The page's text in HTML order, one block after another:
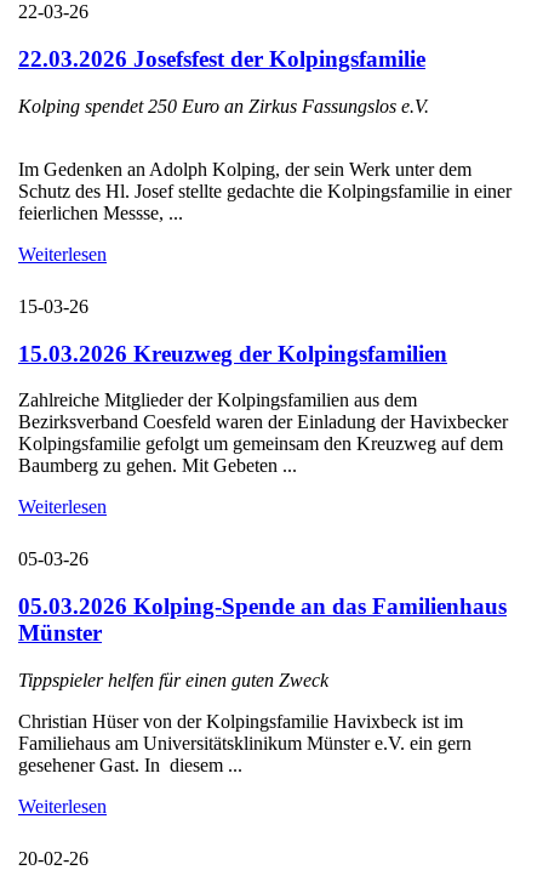
22-03-26
22.03.2026 Josefsfest der Kolpingsfamilie
Kolping spendet 250 Euro an Zirkus Fassungslos e.V.
Im Gedenken an Adolph Kolping, der sein Werk unter dem
Schutz des Hl. Josef stellte gedachte die Kolpingsfamilie in einer
feierlichen Messse, ...
Weiterlesen
15-03-26
15.03.2026 Kreuzweg der Kolpingsfamilien
Zahlreiche Mitglieder der Kolpingsfamilien aus dem
Bezirksverband Coesfeld waren der Einladung der Havixbecker
Kolpingsfamilie gefolgt um gemeinsam den Kreuzweg auf dem
Baumberg zu gehen. Mit Gebeten ...
Weiterlesen
05-03-26
05.03.2026 Kolping-Spende an das Familienhaus
Münster
Tippspieler helfen für einen guten Zweck
Christian Hüser von der Kolpingsfamilie Havixbeck ist im
Familiehaus am Universitätsklinikum Münster e.V. ein gern
gesehener Gast. In diesem ...
Weiterlesen
20-02-26